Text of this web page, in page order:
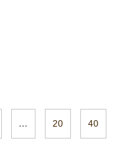
... 20 40